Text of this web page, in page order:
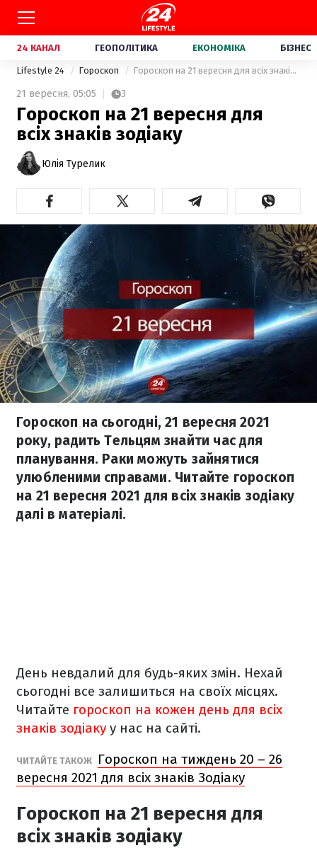
24 КАНАЛ ГЕОПОЛІТИКА ЕКОНОМІКА БІЗНЕС
Lifestyle 24 Гороскоп Гороскоп на 21 вересня для всіх знаків зодіаку
21 вересня, 05:05 3
Гороскоп на 21 вересня для
всіх знаків зодіаку
Юлія Турелик
Гороскоп на сьогодні, 21 вересня 2021
року, радить Тельцям знайти час для
планування. Раки можуть зайнятися
улюбленими справами. Читайте гороскоп
на 21 вересня 2021 для всіх знаків зодіаку
далі в матеріалі.
День невдалий для будь-яких змін. Нехай
сьогодні все залишиться на своїх місцях.
Читайте гороскоп на кожен день для всіх
знаків зодіаку у нас на сайті.
ЧИТАЙТЕ ТАКОЖ
Гороскоп на тиждень 20 – 26
вересня 2021 для всіх знаків Зодіаку
Гороскоп на 21 вересня для
всіх знаків зодіаку